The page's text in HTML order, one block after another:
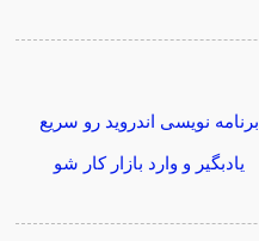
برنامه نویسی اندروید رو سریع
یادبگیر و وارد بازار کار شو